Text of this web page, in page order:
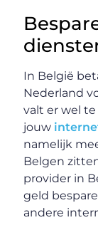
In België
Nederland
valt er wel
jouw
namelijk
Belgen
provider in
geld
andere